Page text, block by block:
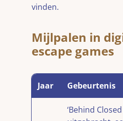
vinden.
Mijlpalen in
escape games
Jaar Gebeurtenis
‘Behind